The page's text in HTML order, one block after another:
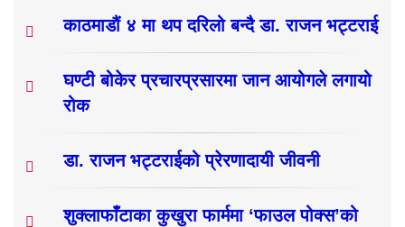
काठमाडौं ४ मा थप दरिलो बन्दै डा. राजन भट्टराई
घण्टी बोकेर प्रचारप्रसारमा जान आयोगले लगायो
रोक
डा. राजन भट्टराईको प्रेरणादायी जीवनी
शुक्लाफाँटाका कुखुरा फार्ममा ‘फाउल पोक्स’को